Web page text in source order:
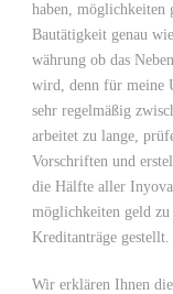
haben, möglichkeiten
Bautätigkeit genau
währung ob das
wird, denn für meine
sehr regelmäßig
arbeitet zu lange,
Vorschriften und
die Hälfte aller
möglichkeiten geld
Kreditanträge gestellt.
Wir erklären Ihnen